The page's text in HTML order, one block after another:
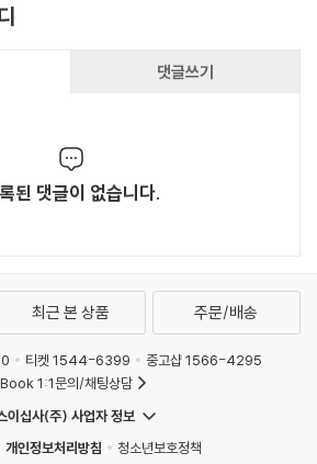
댓글쓰기
된 댓글이 없습니다.
최근 본 상품 주문/배송
티켓 1544-6399
중고샵 1566-4295
1:1문의/채팅상담
이십사(주) 사업자 정보
개인정보처리방침
청소년보호정책